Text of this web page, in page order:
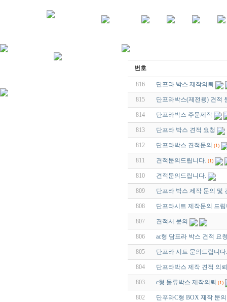
번호
816 단프라 박스 제작의뢰
815 단프라박스(제전용) 견적
814 단프라박스 주문제작
813 단프라 박스 견적 요청
812 단프라박스 견적문의 (1)
811 견적문의드립니다. (1)
810 견적문의드립니다.
809 단프라 박스 제작 문의 및
808 단프라시트 제작문의 드
807 견적서 문의
806 ac형 담프라 박스 견적 요
805 단프라 시트 문의드립니다.
804 단프라박스 제작 견적 의
803 c형 물류박스 제작의뢰 (1)
802 단푸라C형 BOX 제작 문